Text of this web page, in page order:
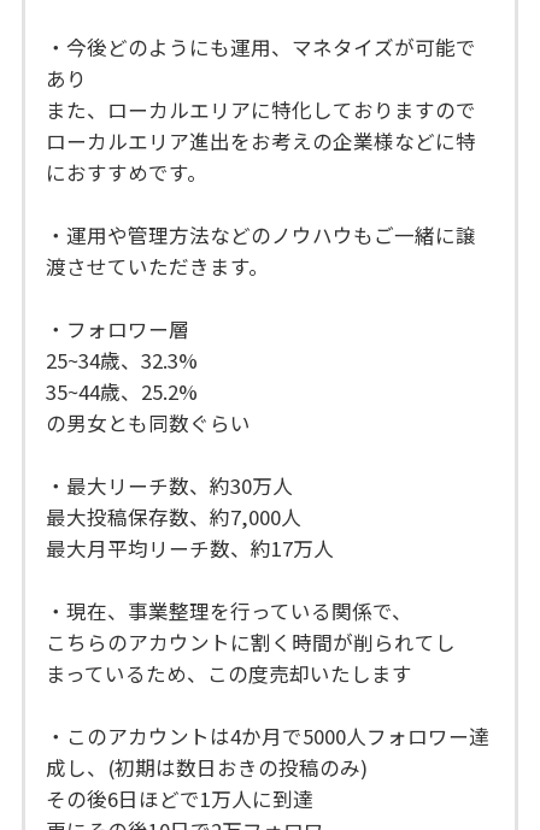
・今後どのようにも運用、マネタイズが可能で
あり
また、ローカルエリアに特化しておりますので
ローカルエリア進出をお考えの企業様などに特
におすすめです。
・運用や管理方法などのノウハウもご一緒に譲
渡させていただきます。
・フォロワー層
25~34歳、32.3%
35~44歳、25.2%
の男女とも同数ぐらい
・最大リーチ数、約30万人
最大投稿保存数、約7,000人
最大月平均リーチ数、約17万人
・現在、事業整理を行っている関係で、
こちらのアカウントに割く時間が削られてし
まっているため、この度売却いたします
・このアカウントは4か月で5000人フォロワー達
成し、(初期は数日おきの投稿のみ)
その後6日ほどで1万人に到達